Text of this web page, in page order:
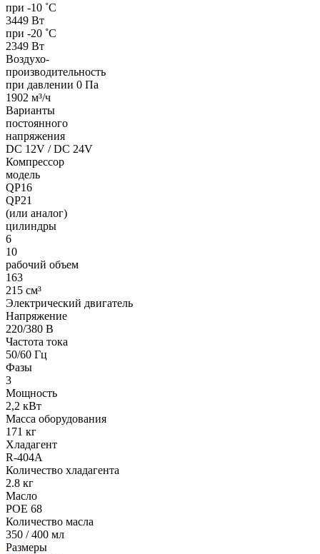
при -10 ˚С
3449 Вт
при -20 ˚С
2349 Вт
Воздухо-
производительность
при давлении 0 Па
1902 м³/ч
Варианты
постоянного
напряжения
DC 12V / DC 24V
Компрессор
модель
QP16
QP21
(или аналог)
цилиндры
6
10
рабочий объем
163
215 см³
Электрический двигатель
Напряжение
220/380 В
Частота тока
50/60 Гц
Фазы
3
Мощность
2,2 кВт
Масса оборудования
171 кг
Хладагент
R-404A
Количество хладагента
2.8 кг
Масло
POE 68
Количество масла
350 / 400 мл
Размеры